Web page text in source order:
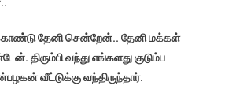
கொண்டு தேனி சென்றேன்.. தேனி மக்கள்
திரும்பி வந்து எங்களது குடும்ப
வீட்டுக்கு வந்திருந்தார்.